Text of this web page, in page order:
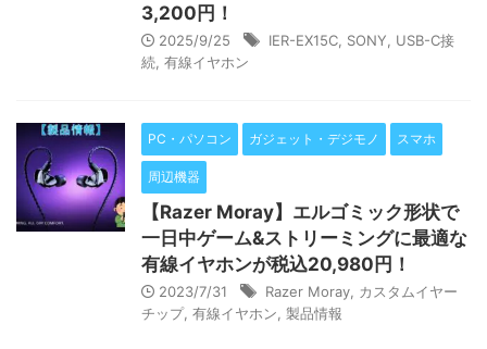
3,200円！
2025/9/25 IER-EX15C SONY
USB-C接
続 有線イヤホン
PC・パソコン ガジェット・デジモノ スマホ
周辺機器
【Razer Moray】エルゴミック形状で
一日中ゲーム&ストリーミングに最適な
有線イヤホンが税込20,980円！
2023/7/31 Razer Moray
カスタムイヤー
チップ, 有線イヤホン 製品情報